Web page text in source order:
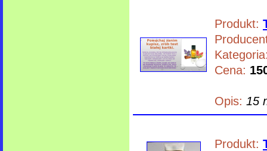
Produkt:
Cena:
Opis: 15
Produkt: